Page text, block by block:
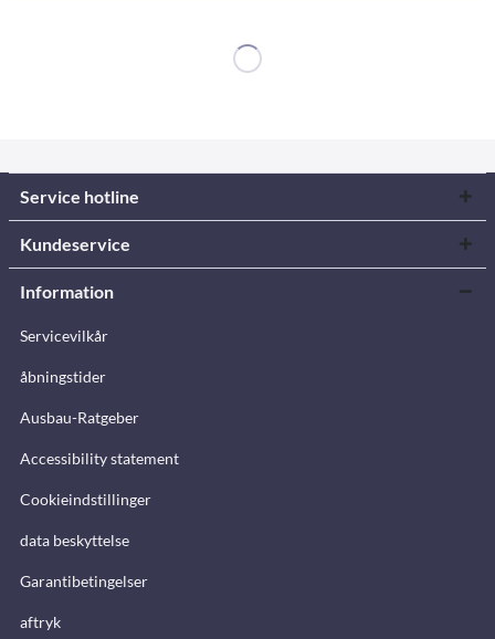
Service hotline
Kundeservice
Information
Servicevilkår
åbningstider
Ausbau-Ratgeber
Accessibility statement
Cookieindstillinger
data beskyttelse
Garantibetingelser
aftryk